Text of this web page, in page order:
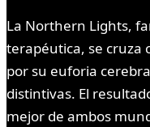
La Northern Lights,
terapéutica, se cruza
por su euforia
distintivas. El
mejor de ambos